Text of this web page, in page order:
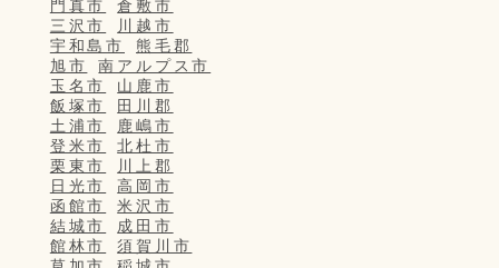
門真市
倉敷市
三沢市
川越市
宇和島市
熊毛郡
旭市
南アルプス市
玉名市
山鹿市
飯塚市
田川郡
土浦市
鹿嶋市
登米市
北杜市
栗東市
川上郡
日光市
高岡市
函館市
米沢市
結城市
成田市
館林市
須賀川市